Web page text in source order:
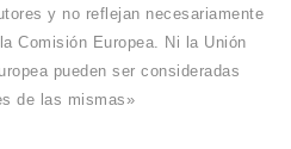
y no reflejan necesariamente
Comisión Europea. Ni la Unión
pueden ser consideradas
de las mismas»